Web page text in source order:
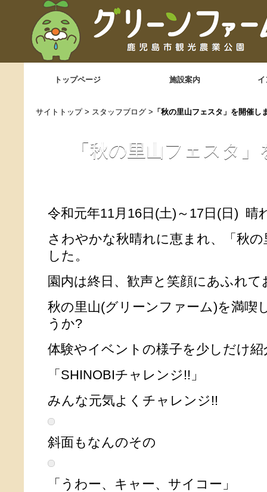
トップページ 施設案内
サイトトップ> スタッフブログ > 「秋の里山フェスタ」を開催し
「秋の里山フェスタ
令和元年11月16日(土)～17日(日) 晴
さわやかな秋晴れに恵まれ、「秋
した。
園内は終日、歓声と笑顔にあふれ
秋の里山(グリーンファーム)を満喫
うか?
体験やイベントの様子を少しだけ
「SHINOBIチャレンジ!!」
みんな元気よくチャレンジ!!
斜面もなんのその
「うわー、キャー、サイコー」